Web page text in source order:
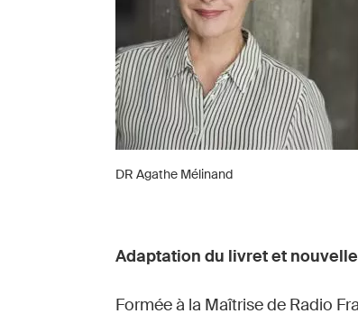
DR Agathe Mélinand
Adaptation du livret et
Formée à la Maîtrise de Radio